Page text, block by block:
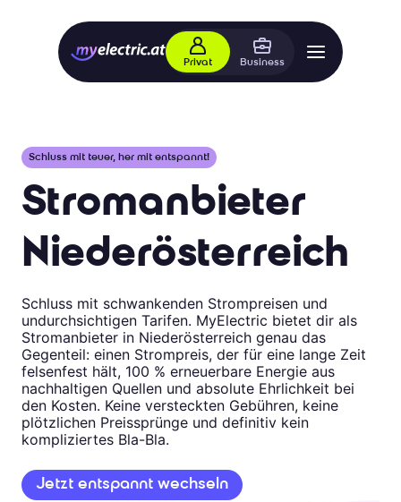
Privat Business
Schluss mit teuer, her mit entspannt!
Stromanbieter
Niederösterreich
Schluss mit schwankenden Strompreisen und
undurchsichtigen Tarifen. MyElectric bietet dir als
Stromanbieter in Niederösterreich genau das
Gegenteil: einen Strompreis, der für eine lange Zeit
felsenfest hält, 100 % erneuerbare Energie aus
nachhaltigen Quellen und absolute Ehrlichkeit bei
den Kosten. Keine versteckten Gebühren, keine
plötzlichen Preissprünge und definitiv kein
kompliziertes Bla-Bla.
Jetzt entspannt wechseln